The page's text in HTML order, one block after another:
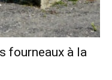
fourneaux à la